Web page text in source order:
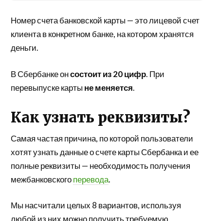
Номер счета банковской карты — это лицевой счет
клиента в конкретном банке, на котором хранятся
деньги.
В Сбербанке онсостоит из 20 цифр. При
перевыпуске карты не меняется.
Как узнать реквизиты?
Самая частая причина, по которой пользователи
хотят узнать данные о счете карты Сбербанка и ее
полные реквизиты — необходимость получения
межбанковскогоперевода.
Мы насчитали целых 8 вариантов, используя
любой из них можно получить требуемую